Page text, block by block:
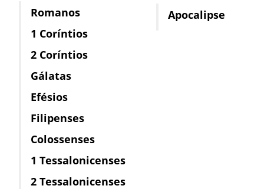
Romanos
1 Coríntios
2 Coríntios
Gálatas
Efésios
Filipenses
Colossenses
1 Tessalonicenses
2 Tessalonicenses
Apocalipse